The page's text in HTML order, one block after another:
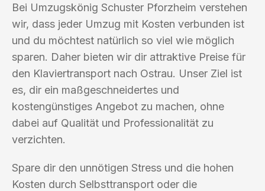
Bei Umzugskönig Schuster Pforzheim verstehen
wir, dass jeder Umzug mit Kosten verbunden ist
und du möchtest natürlich so viel wie möglich
sparen. Daher bieten wir dir attraktive Preise für
den Klaviertransport nach Ostrau. Unser Ziel ist
es, dir ein maßgeschneidertes und
kostengünstiges Angebot zu machen, ohne
dabei auf Qualität und Professionalität zu
verzichten.
Spare dir den unnötigen Stress und die hohen
Kosten durch Selbsttransport oder die